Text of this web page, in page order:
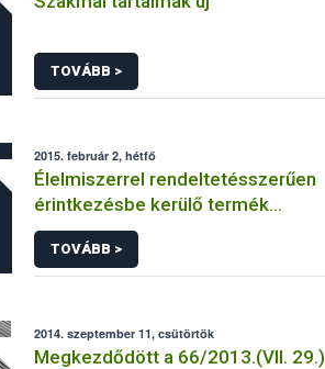
TOVÁBB >
2015. február 2, hétfő
Élelmiszerrel rendeltetésszerűen
érintkezésbe kerülő termék
előállítása
TOVÁBB >
2014. szeptember 11, csütörtök
Megkezdődött a 66/2013.(VII. 29.)